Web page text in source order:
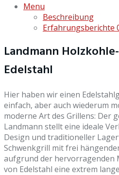
Menu
Beschreibung
Erfahrungsberichte
Landmann
Edelstahl
Hier haben wir einen
einfach, aber auch wiederum
moderne Art des Grillens: Der
Landmann stellt eine ideale
Design und traditioneller
Schwenkgrill mit frei
aufgrund der hervorragenden
von Edelstahl eine extrem